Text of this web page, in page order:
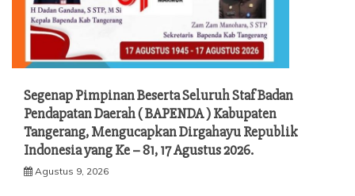
Segenap Pimpinan Beserta Seluruh Staf Badan
Pendapatan Daerah ( BAPENDA ) Kabupaten
Tangerang, Mengucapkan Dirgahayu Republik
Indonesia yang Ke – 81, 17 Agustus 2026.
Agustus 9, 2026